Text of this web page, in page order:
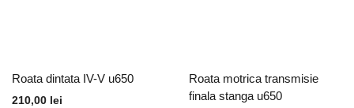
Roata dintata IV-V u650
210,00 lei
Roata motrica transmisie
finala stanga u650